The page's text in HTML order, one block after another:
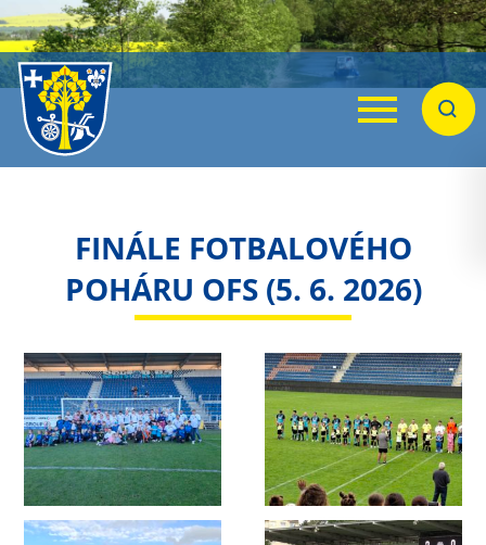
Menu
FINÁLE FOTBALOVÉHO
POHÁRU OFS (5. 6. 2026)